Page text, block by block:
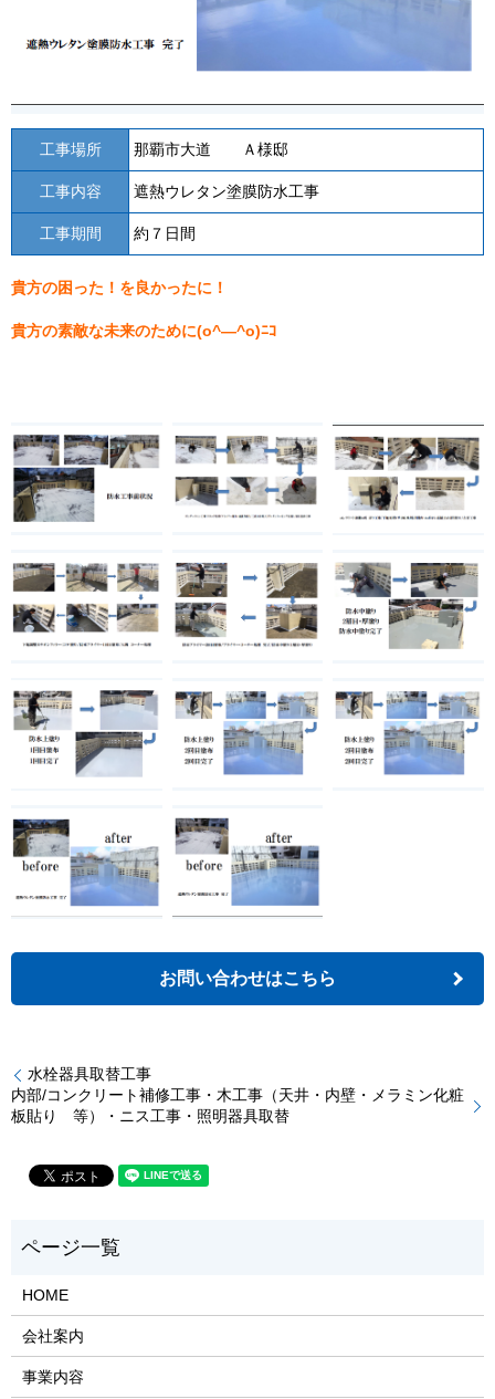
工事場所 那覇市大道 Ａ様邸
工事内容 遮熱ウレタン塗膜防水工事
工事期間 約７日間
貴方の困った！を良かったに！
貴方の素敵な未来のために(o^―^o)ﾆｺ
お問い合わせはこちら
水栓器具取替工事
内部/コンクリート補修工事・木工事（天井・内壁・メラミン化粧
板貼り 等）・ニス工事・照明器具取替
HOME
会社案内
事業内容